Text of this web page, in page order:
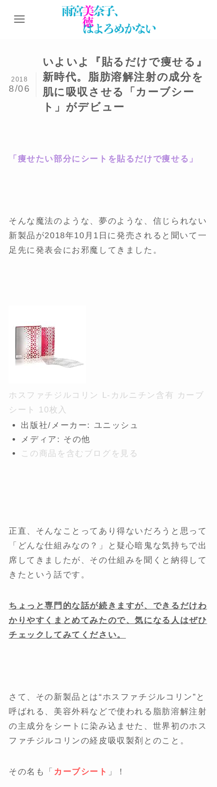
いよいよ『貼るだけで痩せる』
新時代。脂肪溶解注射の成分を
肌に吸収させる「カーブシー
ト」がデビュー
2018
8/06
「痩せたい部分にシートを貼るだけで痩せる」
そんな魔法のような、夢のような、信じられない
新製品が2018年10月1日に発売されると聞いて一
足先に発表会にお邪魔してきました。
ホスファチジルコリン L-カルニチン含有 カーブ
シート 10枚入
出版社/メーカー: ユニッシュ
メディア: その他
この商品を含むブログを見る
正直、そんなことってあり得ないだろうと思って
「どんな仕組みなの？」と疑心暗鬼な気持ちで出
席してきましたが、その仕組みを聞くと納得して
きたという話です。
ちょっと専門的な話が続きますが、できるだけわ
かりやすくまとめてみたので、気になる人はぜひ
チェックしてみてください。
さて、その新製品とは“ホスファチジルコリン”と
呼ばれる、美容外科などで使われる脂肪溶解注射
の主成分をシートに染み込ませた、世界初のホス
ファチジルコリンの経皮吸収製剤とのこと。
その名も「 カーブシート 」！